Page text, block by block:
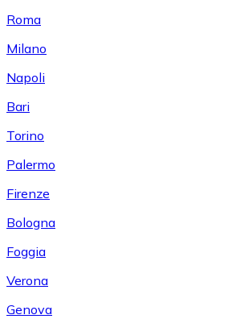
Roma
Milano
Napoli
Bari
Torino
Palermo
Firenze
Bologna
Foggia
Verona
Genova